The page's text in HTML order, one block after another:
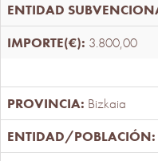
3.800,00
Bizkaia